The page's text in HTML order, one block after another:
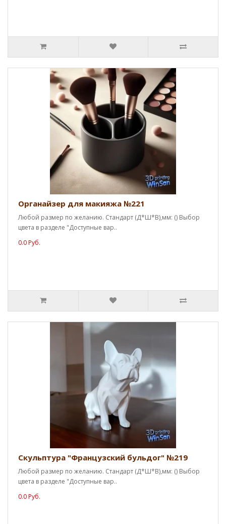
Органайзер для макияжа №221
Любой размер по желанию. Стандарт (Д*Ш*В),мм: () Выбор
цвета в разделе "Доступные вар..
0.0 Руб.
Скульптура "Французский бульдог" №219
Любой размер по желанию. Стандарт (Д*Ш*В),мм: () Выбор
цвета в разделе "Доступные вар..
0.0 Руб.